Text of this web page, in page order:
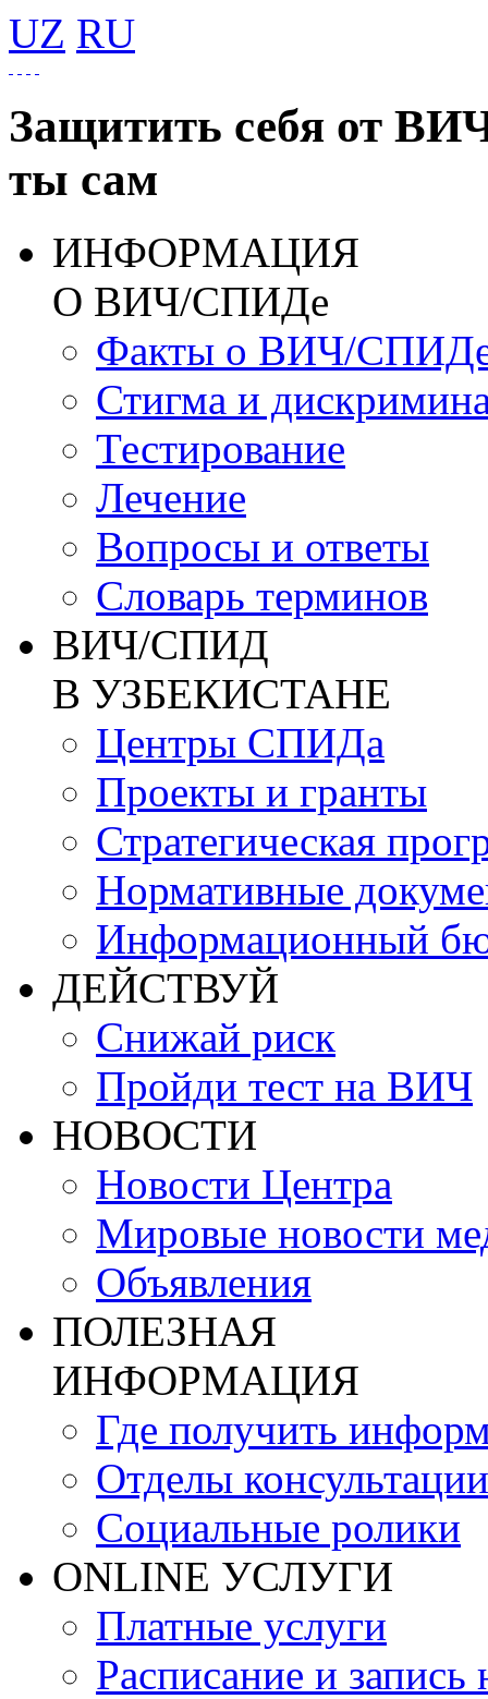
UZ RU
Защитить себя от
ты сам
ИНФОРМАЦИЯ
О ВИЧ/СПИДе
Факты о ВИЧ/
Стигма и
Тестирование
Лечение
Вопросы и ответы
Словарь терминов
ВИЧ/СПИД
В УЗБЕКИСТАНЕ
Центры СПИДа
Проекты и гранты
Стратегическая
Нормативные
Информационный
ДЕЙСТВУЙ
Снижай риск
Пройди тест на ВИЧ
НОВОСТИ
Новости Центра
Мировые новости
Объявления
ПОЛЕЗНАЯ
ИНФОРМАЦИЯ
Где получить
Отделы консультации
Социальные ролики
ONLINE УСЛУГИ
Платные услуги
Расписание и запись